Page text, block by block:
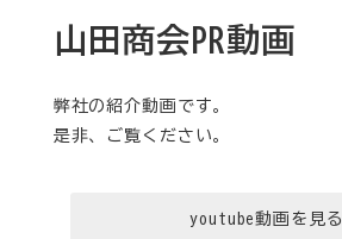
山田商会PR動画
弊社の紹介動画です。
是非、ご覧ください。
youtube動画を見る